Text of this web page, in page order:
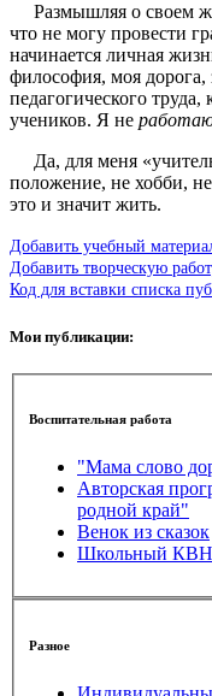
Размышляя о своем
что не могу провести
начинается личная
философия, моя дорога,
педагогического
учеников. Я не
Да, для меня
положение, не хобби,
это и значит жить.
Добавить учебный
Добавить творческую
Код для вставки списка
Мои публикации:
Воспитательная работа
"Мама слово
Авторская
родной край"
Венок из сказок
Школьный КВН
Разное